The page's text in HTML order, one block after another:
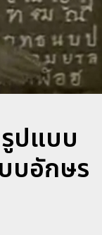
ปแบบ
บอักษร